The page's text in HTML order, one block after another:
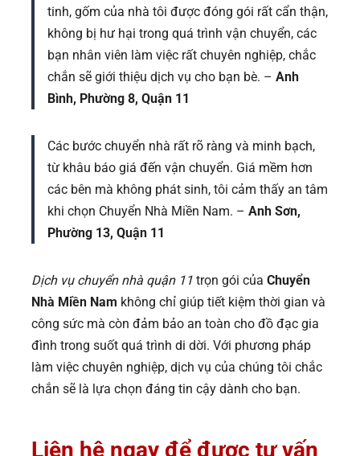
tinh, gốm của nhà tôi được đóng gói rất cẩn thận,
không bị hư hại trong quá trình vận chuyển, các
bạn nhân viên làm việc rất chuyên nghiệp, chắc
chắn sẽ giới thiệu dịch vụ cho bạn bè. – Anh
Bình, Phường 8, Quận 11
Các bước chuyển nhà rất rõ ràng và minh bạch,
từ khâu báo giá đến vận chuyển. Giá mềm hơn
các bên mà không phát sinh, tôi cảm thấy an tâm
khi chọn Chuyển Nhà Miền Nam. – Anh Sơn,
Phường 13, Quận 11
Dịch vụ chuyển nhà quận 11 trọn gói của Chuyển
Nhà Miền Nam không chỉ giúp tiết kiệm thời gian và
công sức mà còn đảm bảo an toàn cho đồ đạc gia
đình trong suốt quá trình di dời. Với phương pháp
làm việc chuyên nghiệp, dịch vụ của chúng tôi chắc
chắn sẽ là lựa chọn đáng tin cậy dành cho bạn.
Liên hệ ngay để được tư vấn